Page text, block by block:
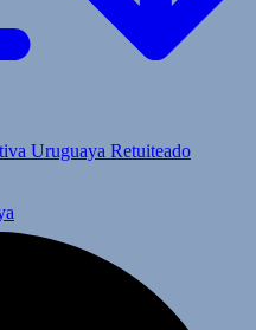
Uruguaya Retuiteado